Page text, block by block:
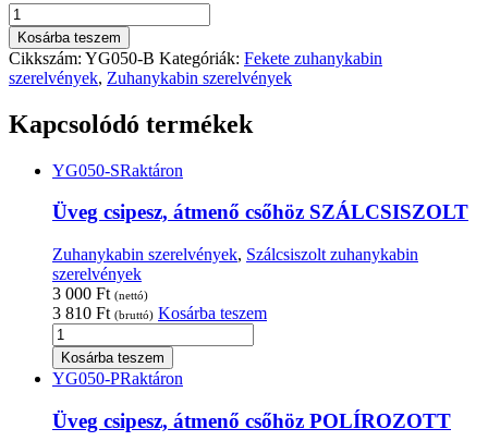
Üveg
csipesz,
átmenő
csőhöz
FEKETE
Kosárba teszem
Cikkszám: YG050-B Kategóriák: Fekete zuhanykabin
szerelvények, Zuhanykabin szerelvények
Kapcsolódó termékek
YG050-SRaktáron
Üveg csipesz, átmenő csőhöz SZÁLCSISZOLT
Zuhanykabin szerelvények, Szálcsiszolt zuhanykabin
szerelvények
3 000 Ft (nettó)
3 810 Ft (bruttó) Kosárba teszem
Üveg
csipesz,
átmenő
csőhöz
SZÁLCSISZOLT
mennyiség
Kosárba teszem
YG050-PRaktáron
Üveg csipesz, átmenő csőhöz POLÍROZOTT